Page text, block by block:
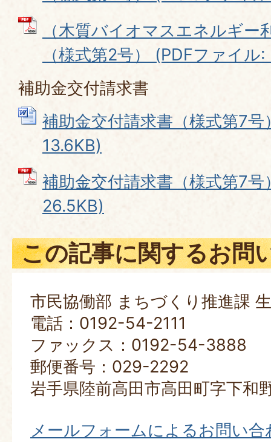
（木質バイオマスエネルギー
（様式第2号） (PDFファイル
補助金交付請求書
補助金交付請求書（様式第7
13.6KB)
補助金交付請求書（様式第7
26.5KB)
この記事に関するお問
市民協働部 まちづくり推進課
電話：0192-54-2111
ファックス：0192-54-3888
郵便番号：029-2292
岩手県陸前高田市高田町字下和
メールフォームによるお問い合